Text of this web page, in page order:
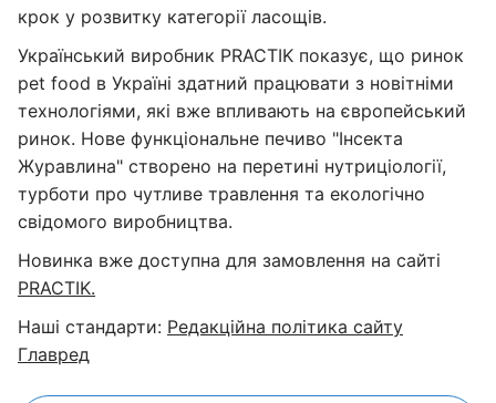
крок у розвитку категорії ласощів.
Український виробник PRACTIK показує, що ринок
pet food в Україні здатний працювати з новітніми
технологіями, які вже впливають на європейський
ринок. Нове функціональне печиво "Інсекта
Журавлина" створено на перетині нутриціології,
турботи про чутливе травлення та екологічно
свідомого виробництва.
Новинка вже доступна для замовлення на сайті
PRACTIK.
Наші стандарти: Редакційна політика сайту
Главред